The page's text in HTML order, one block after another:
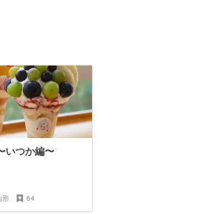
いつか編〜
形 64